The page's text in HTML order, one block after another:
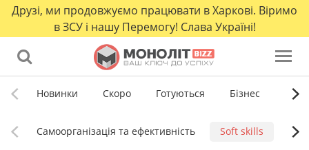
Друзі, ми продовжуємо працювати в Харкові. Віримо
в ЗСУ і нашу Перемогу! Слава Україні!
Новинки Скоро Готуються Бізнес
Cамоорганізація та ефективність Soft skills